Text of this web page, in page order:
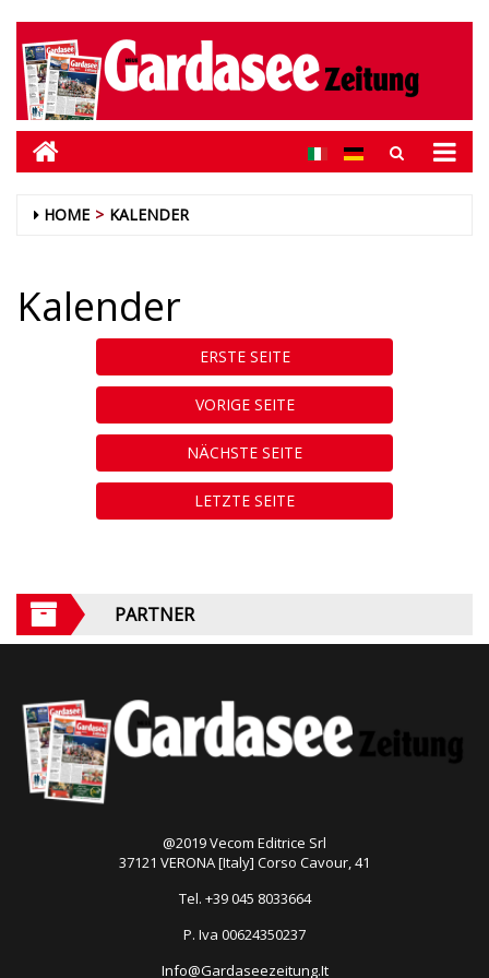
HOME KALENDER
Kalender
ERSTE SEITE
VORIGE SEITE
NÄCHSTE SEITE
LETZTE SEITE
PARTNER
@2019 Vecom Editrice Srl
37121 VERONA [Italy] Corso Cavour, 41
Tel. +39 045 8033664
P. Iva 00624350237
Info@Gardaseezeitung.It